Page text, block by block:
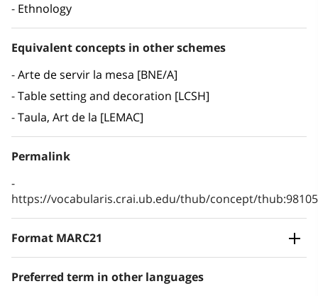
Ethnology
Equivalent concepts in other schemes
Arte de servir la mesa [BNE/A]
Table setting and decoration [LCSH]
Taula, Art de la [LEMAC]
Permalink
https://vocabularis.crai.ub.edu/thub/concept/
Format MARC21
Preferred term in other languages